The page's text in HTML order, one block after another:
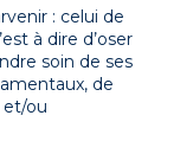
: celui de
à dire d’oser
soin de ses
de
et/ou